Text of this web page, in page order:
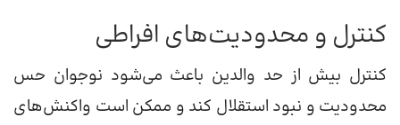
کنترل و محدودیت‌های افراطی
کنترل بیش از حد والدین باعث می‌شود نوجوان حس
محدودیت و نبود استقلال کند و ممکن است واکنش‌های